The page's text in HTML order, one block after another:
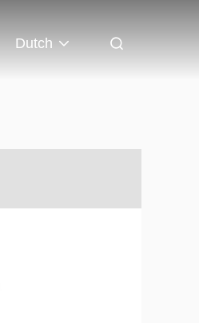
Dutch